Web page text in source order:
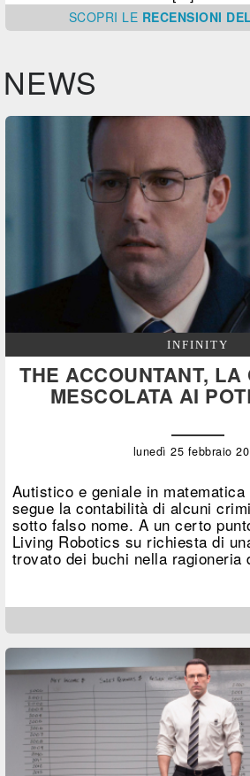
SCOPRI LE RECENSIONI
NEWS
INFINITY
THE ACCOUNTANT,
MESCOLATA AI
lunedì 25 febbraio
Autistico e geniale in
segue la contabilità di alcuni
sotto falso nome. A un certo
Living Robotics su richiesta di
trovato dei buchi nella